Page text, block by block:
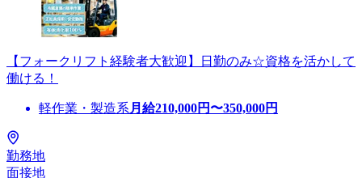
【フォークリフト経験者大歓迎】日勤のみ☆資格を活かして
働ける！
軽作業・製造系 月給210,000円〜350,000円
勤務地
面接地